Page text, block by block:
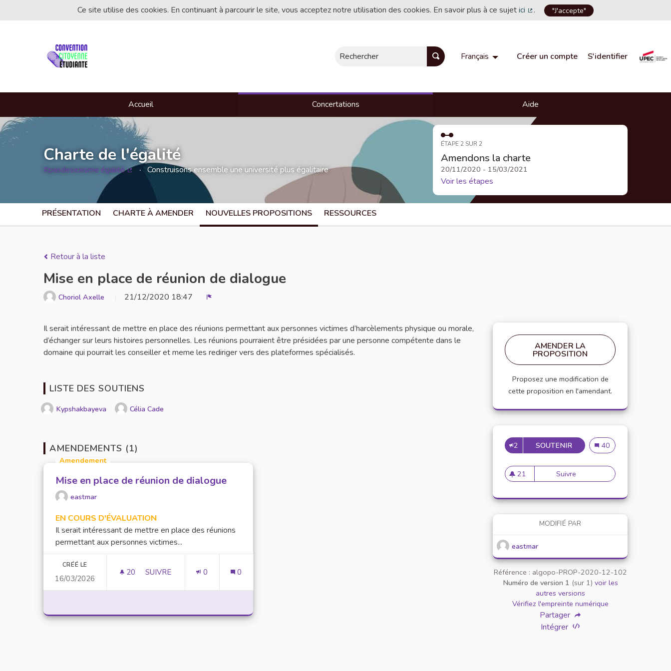
Ce site utilise des cookies. En continuant à parcourir le site, vous acceptez notre utilisation des cookies. En savoir plus à ce sujetici
(Lien externe)
. "J'accepte"
Rechercher Français Choisir la langueChoose language
Créer un compte S'identifier
Accueil Concertations Aide
Charte de l'égalité
#pasdesexisme égalité Construisons ensemble une université plus égalitaire
ÉTAPE 2 SUR 2
Amendons la charte
20/11/2020 - 15/03/2021
Voir les étapes
PRÉSENTATION CHARTE À AMENDER NOUVELLES PROPOSITIONS RESSOURCES
Retour à la liste
Mise en place de réunion de dialogue
Choriol Axelle 21/12/2020 18:47
Il serait intéressant de mettre en place des réunions permettant aux personnes victimes d’harcèlements physique ou morale,
d’échanger sur leurs histoires personnelles. Les réunions pourraient être présidées par une personne compétente dans le
domaine qui pourrait les conseiller et meme les rediriger vers des plateformes spécialisés.
LISTE DES SOUTIENS
Kypshakbayeva Célia Cade
AMENDEMENTS (1)
Amendement
Mise en place de réunion de dialogue
eastmar
EN COURS D'ÉVALUATION
Il serait intéressant de mettre en place des réunions
permettant aux personnes victimes...
CRÉÉ LE
16/03/2026
20 20 ABONNÉS
SUIVRE 0 0
AMENDER LA
PROPOSITION
Proposez une modification de
cette proposition en l'amendant.
2 SOUTENIR MISE EN PLACE DE
Mise en place de
40
21
21 abonnés
Suivre Mise en place de réunion
MODIFIÉ PAR
eastmar
Référence : algopo-PROP-2020-12-102
Numéro de version 1 (sur 1) voir les
autres versions
Vérifiez l'empreinte numérique
Partager
Intégrer